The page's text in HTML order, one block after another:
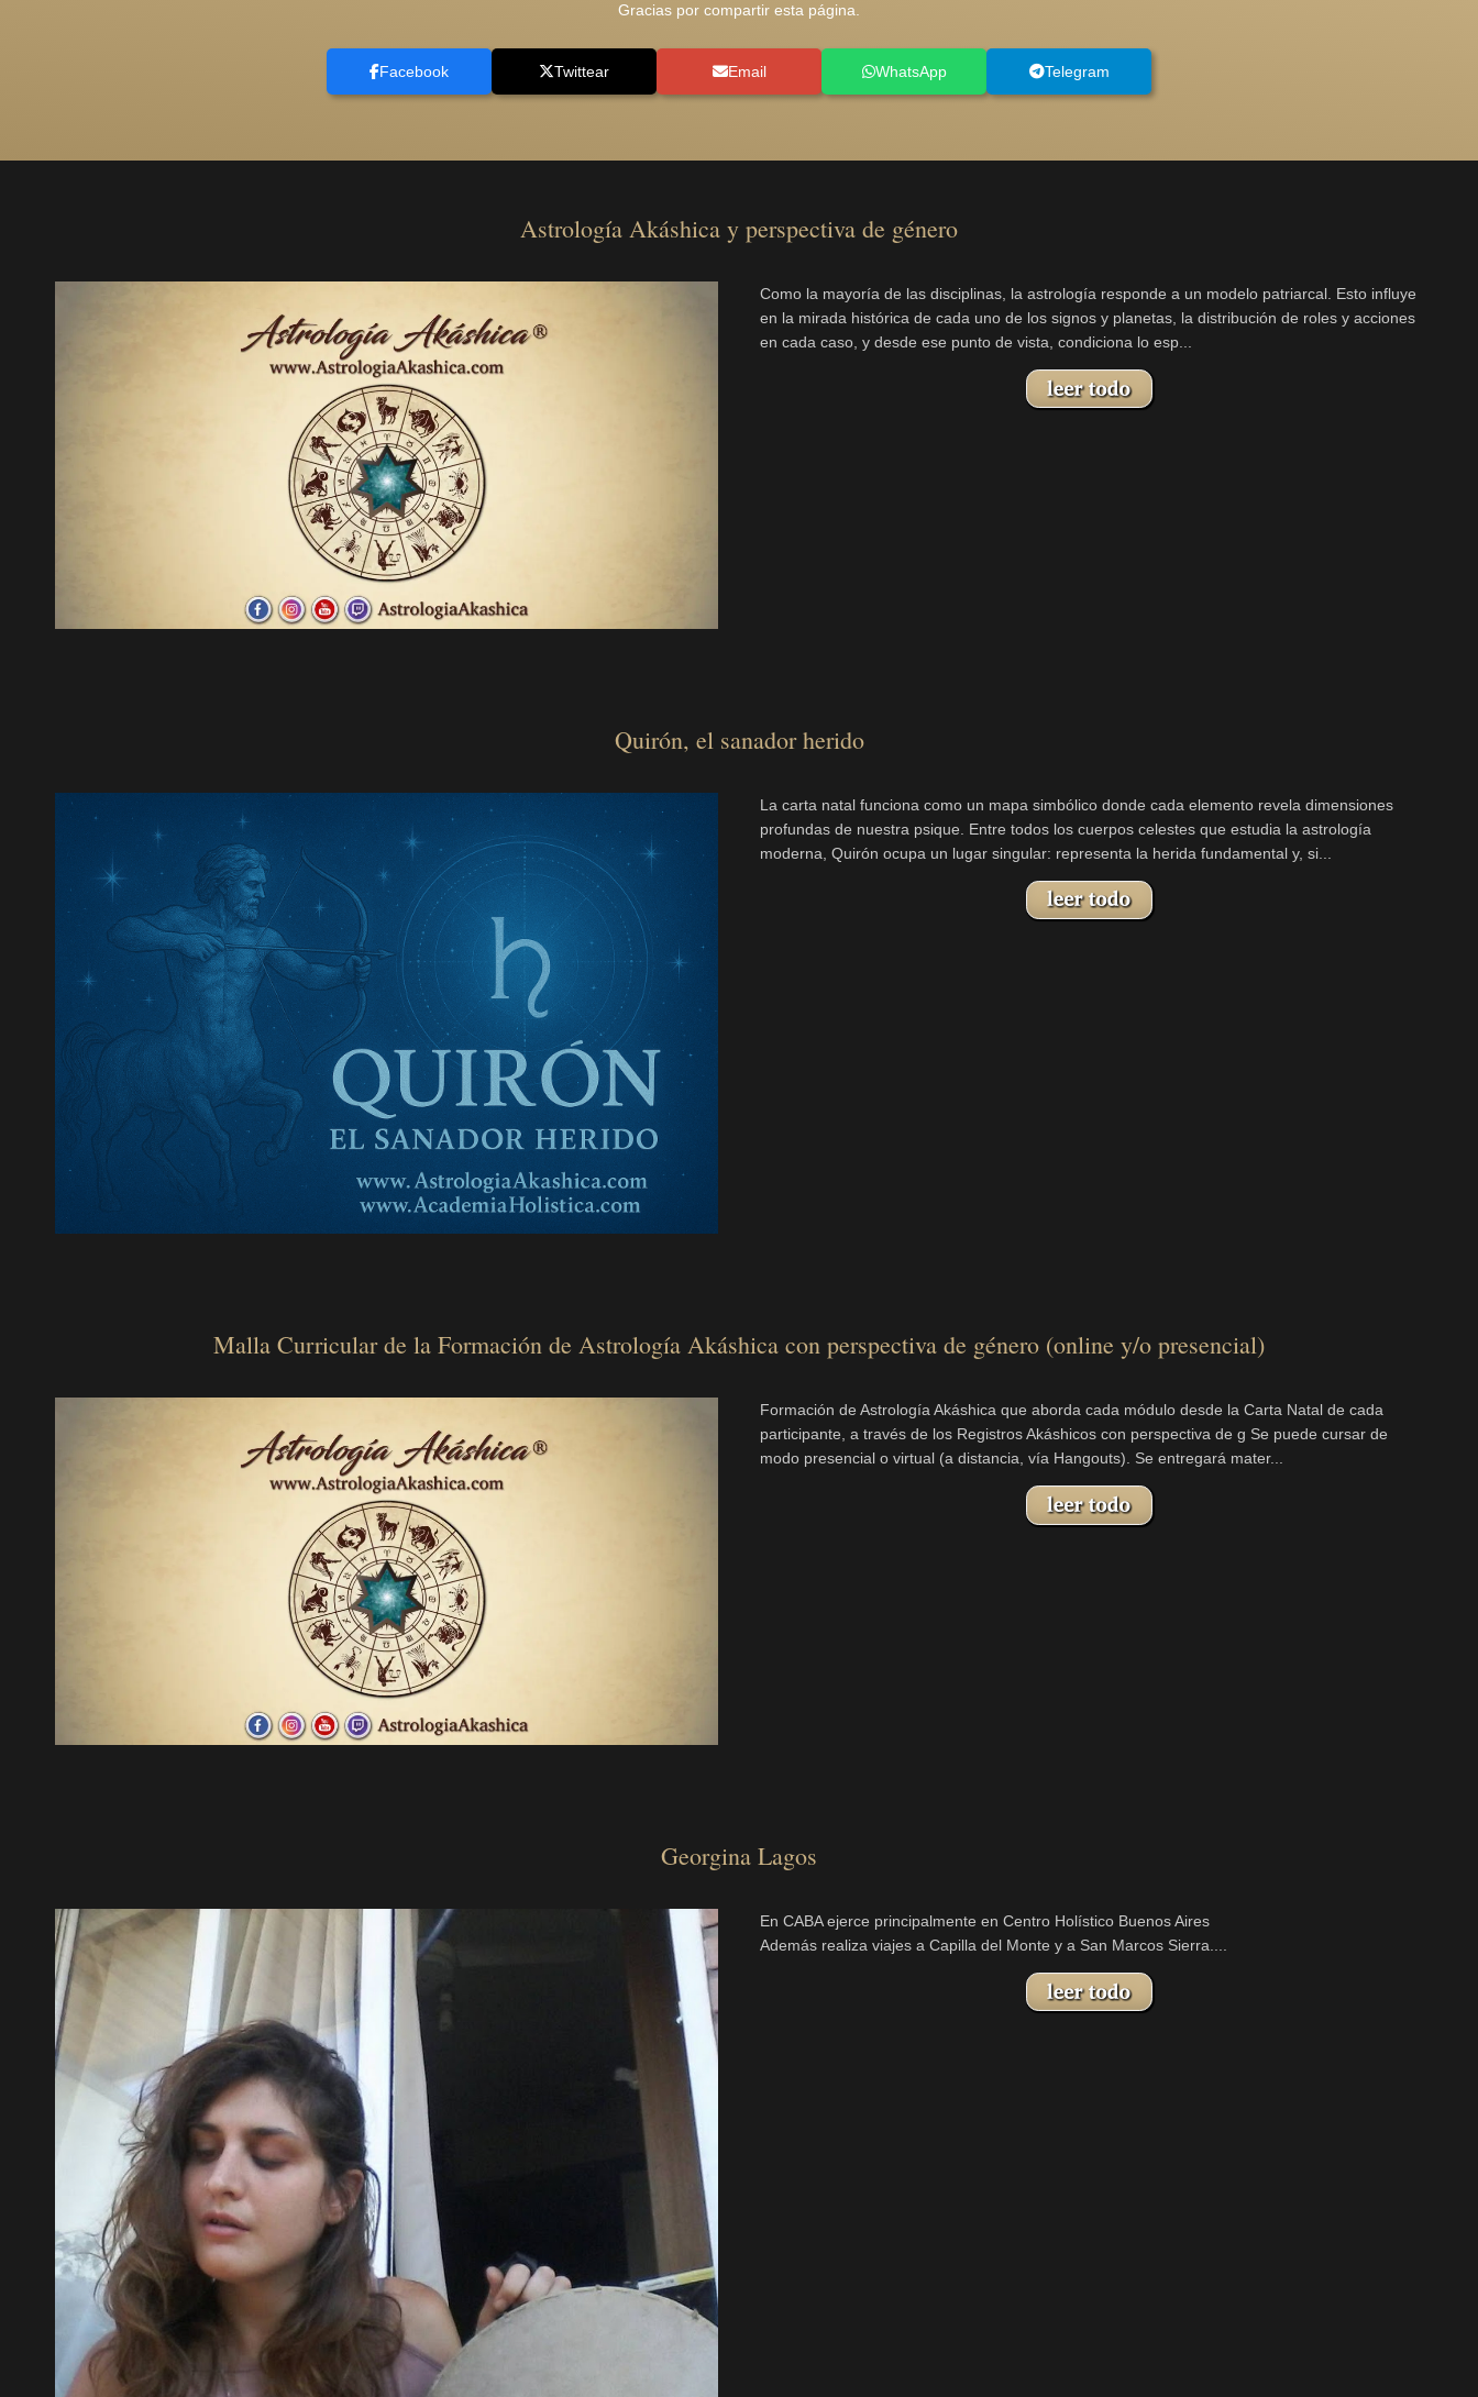
Gracias por compartir esta página.
Facebook Twittear Email WhatsApp Telegram
Astrología Akáshica y perspectiva de género
Como la mayoría de las disciplinas, la astrología responde a un modelo patriarcal. Esto influye
en la mirada histórica de cada uno de los signos y planetas, la distribución de roles y acciones
en cada caso, y desde ese punto de vista, condiciona lo esp...
Quirón, el sanador herido
La carta natal funciona como un mapa simbólico donde cada elemento revela dimensiones
profundas de nuestra psique. Entre todos los cuerpos celestes que estudia la astrología
moderna, Quirón ocupa un lugar singular: representa la herida fundamental y, si...
Malla Curricular de la Formación de Astrología Akáshica con perspectiva de género (online y/o presencial)
Formación de Astrología Akáshica que aborda cada módulo desde la Carta Natal de cada
participante, a través de los Registros Akáshicos con perspectiva de g Se puede cursar de
modo presencial o virtual (a distancia, vía Hangouts). Se entregará mater...
Georgina Lagos
En CABA ejerce principalmente en Centro Holístico Buenos Aires
Además realiza viajes a Capilla del Monte y a San Marcos Sierra....